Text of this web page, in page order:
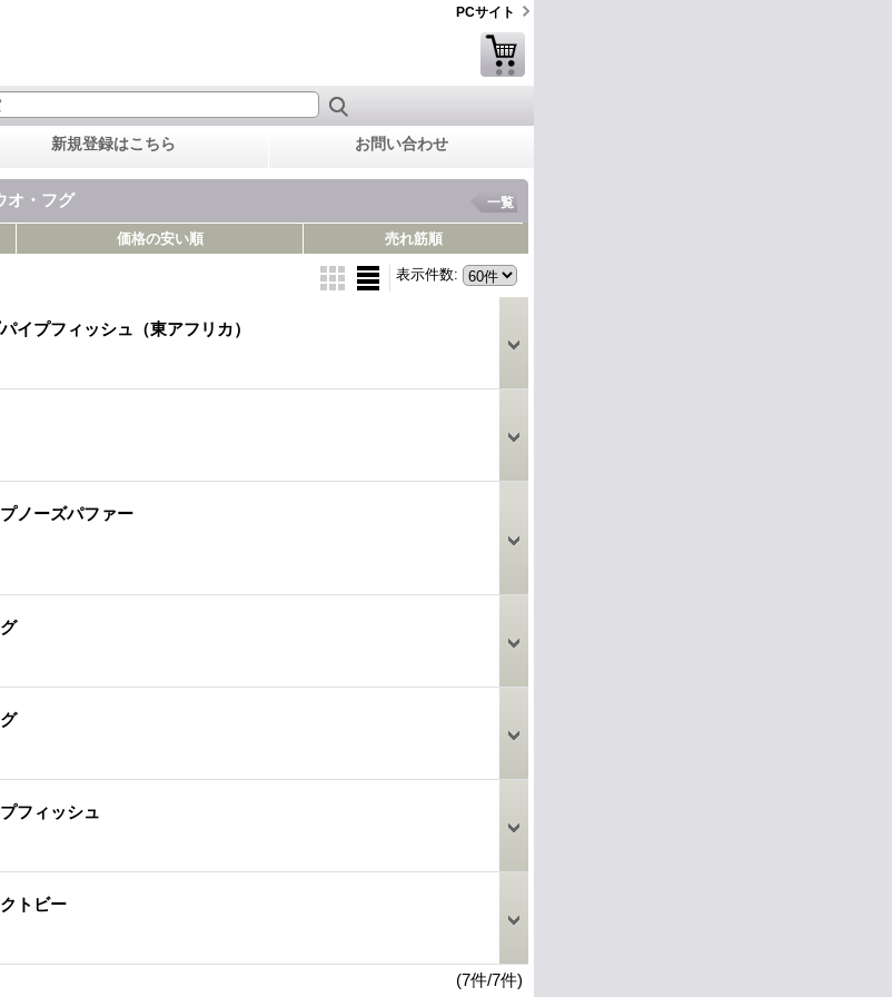
PCサイト
新規登録はこちら お問い合わせ
オ・フグ 一覧
価格の安い順 売れ筋順
表示件数:
イプフィッシュ（東アフリカ）
ノーズパファー
フィッシュ
トビー
(7件/7件)